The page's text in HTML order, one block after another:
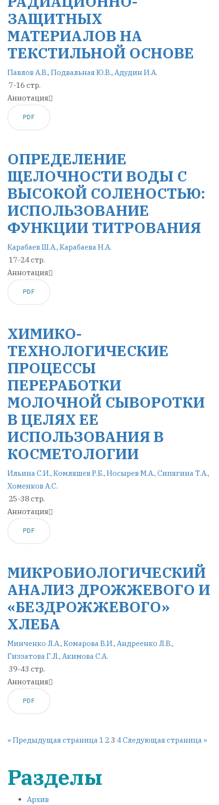
ЗАЩИТНЫХ
МАТЕРИАЛОВ НА
ТЕКСТИЛЬНОЙ ОСНОВЕ
Павлов А.В., Подвальная Ю.В., Адудин И.А.
7-16 стр.
Аннотация
PDF
ОПРЕДЕЛЕНИЕ
ЩЕЛОЧНОСТИ ВОДЫ С
ВЫСОКОЙ СОЛЕНОСТЬЮ:
ИСПОЛЬЗОВАНИЕ
ФУНКЦИИ ТИТРОВАНИЯ
Карабаев Ш.А., Карабаева Н.А.
17-24 стр.
Аннотация
PDF
ХИМИКО-
ТЕХНОЛОГИЧЕСКИЕ
ПРОЦЕССЫ
ПЕРЕРАБОТКИ
МОЛОЧНОЙ СЫВОРОТКИ
В ЦЕЛЯХ ЕЕ
ИСПОЛЬЗОВАНИЯ В
КОСМЕТОЛОГИИ
Ильина С.И., Комляшев Р.Б., Носырев М.А., Сипягина Т.А.,
Хоменков А.С.
25-38 стр.
Аннотация
PDF
МИКРОБИОЛОГИЧЕСКИЙ
АНАЛИЗ ДРОЖЖЕВОГО И
«БЕЗДРОЖЖЕВОГО»
ХЛЕБА
Минченко Л.А., Комарова В.И., Андреенко Л.В.,
Гиззатова Г.Л., Акимова С.А.
39-43 стр.
Аннотация
PDF
« Предыдущая страница 1 2 3 4Следующая страница »
Разделы
Архив